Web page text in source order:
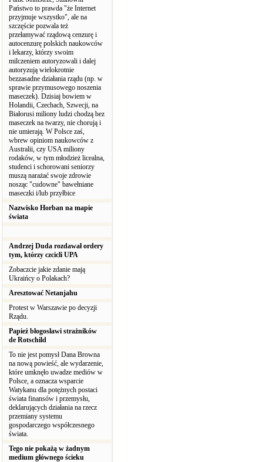
Państwo to prawda "że Internet
przyjmuje wszystko", ale na
szczęście pozwala też
przełamywać rządową cenzurę i
autocenzurę polskich naukowców
i lekarzy, którzy swoim
milczeniem autoryzowali i dalej
autoryzują wielokrotnie
bezzasadne działania rządu (np. w
sprawie przymusowego noszenia
maseczek). Dzisiaj bowiem w
Holandii, Czechach, Szwecji, na
Białorusi miliony ludzi chodzą bez
maseczek na twarzy, nie chorują i
nie umierają. W Polsce zaś,
wbrew opiniom naukowców z
Australii, czy USA miliony
rodaków, w tym młodzież licealna,
studenci i schorowani seniorzy
muszą narażać swoje zdrowie
nosząc "cudowne" bawełniane
maseczki i/lub przyłbice
Nazwisko Horban na mapie
świata
Andrzej Duda rozdawał ordery
tym, którzy czcicli UPA
Zobaczcie jakie zdanie mają
Ukraińcy o Polakach?
Aresztować Netanjahu
Protest w Warszawie po decyzji
Rządu.
Papież błogosławi strażników
de Rotschild
To nie jest pomysł Dana Browna
na nową powieść, ale wydarzenie,
które umknęło uwadze mediów w
Polsce, a oznacza wsparcie
Watykanu dla potężnych postaci
świata finansów i przemysłu,
deklarujących działania na rzecz
przemiany systemu
gospodarczego współczesnego
świata.
Tego nie pokażą w żadnym
medium głównego ścieku